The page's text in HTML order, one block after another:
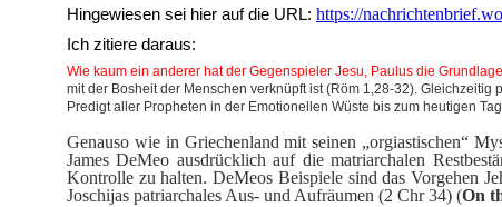
Hingewiesen sei hier auf die URL: https://
Ich zitiere daraus:
Wie kaum ein anderer hat der Gegenspieler Jesu, Paulus die
mit der Bosheit der Menschen verknüpft ist (Röm 1,28-32).
Predigt aller Propheten in der Emotionellen Wüste bis zum heutigen
Genauso wie in Griechenland mit seinen „orgiastischen“
James DeMeo ausdrücklich auf die matriarchalen
Kontrolle zu halten. DeMeos Beispiele sind das Vorgehen
Joschijas patriarchales Aus- und Aufräumen (2 Chr 34) (On